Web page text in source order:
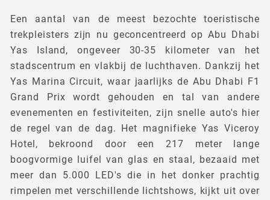
Een aantal van de meest bezochte toeristische
trekpleisters zijn nu geconcentreerd op Abu Dhabi
Yas Island, ongeveer 30-35 kilometer van het
stadscentrum en vlakbij de luchthaven. Dankzij het
Yas Marina Circuit, waar jaarlijks de Abu Dhabi F1
Grand Prix wordt gehouden en tal van andere
evenementen en festiviteiten, zijn snelle auto's hier
de regel van de dag. Het magnifieke Yas Viceroy
Hotel, bekroond door een 217 meter lange
boogvormige luifel van glas en staal, bezaaid met
meer dan 5.000 LED's die in het donker prachtig
rimpelen met verschillende lichtshows, kijkt uit over